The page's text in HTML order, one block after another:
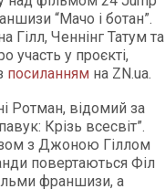
“Мачо і ботан”.
Ченнінг Татум та
участь у проєкті,
посиланням на ZN.ua.
Ротман, відомий за
Крізь всесвіт”.
з Джоною Гіллом
повертаються Філ
франшизи, а